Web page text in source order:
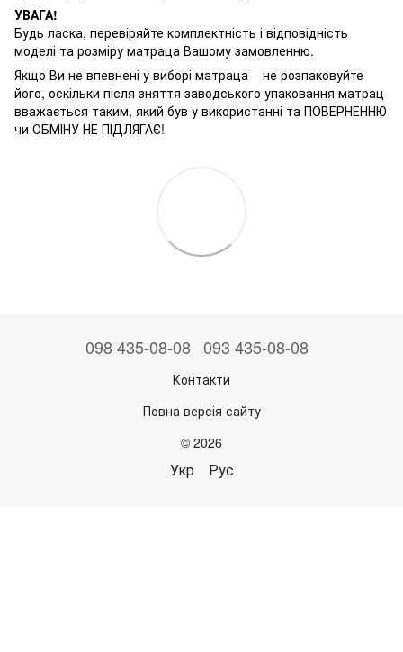
УВАГА!
Будь ласка, перевіряйте комплектність і відповідність
моделі та розміру матраца Вашому замовленню.
Якщо Ви не впевнені у виборі матраца – не розпаковуйте
його, оскільки після зняття заводського упаковання матрац
вважається таким, який був у використанні та ПОВЕРНЕННЮ
чи ОБМІНУ НЕ ПІДЛЯГАЄ!
098 435-08-08 093 435-08-08
Контакти
Повна версія сайту
© 2026
Укр Рус